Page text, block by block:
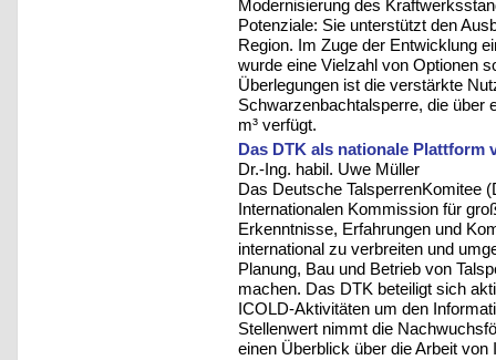
Modernisierung des
Potenziale: Sie unterstützt den
Region. Im Zuge der Entwicklung
wurde eine Vielzahl von Optionen
Überlegungen ist die verstärkte
Schwarzenbachtalsperre, die über
m³ verfügt.
Das DTK als nationale Plattform
Dr.-Ing. habil. Uwe Müller
Das Deutsche TalsperrenKomitee
Internationalen Kommission für
Erkenntnisse, Erfahrungen und
international zu verbreiten und
Planung, Bau und Betrieb von
machen. Das DTK beteiligt sich
ICOLD-Aktivitäten um den
Stellenwert nimmt die
einen Überblick über die Arbeit